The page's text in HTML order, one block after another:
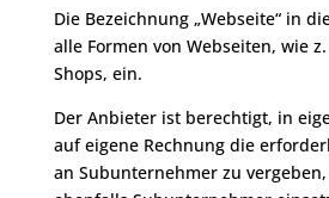
Die Bezeichnung „Webseite“ in
alle Formen von Webseiten, wie
Shops, ein.
Der Anbieter ist berechtigt, in
auf eigene Rechnung die
an Subunternehmer zu